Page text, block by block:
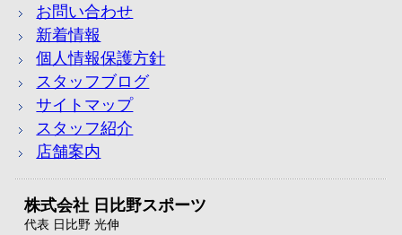
お問い合わせ
新着情報
個人情報保護方針
スタッフブログ
サイトマップ
スタッフ紹介
店舗案内
株式会社 日比野スポーツ
代表 日比野 光伸